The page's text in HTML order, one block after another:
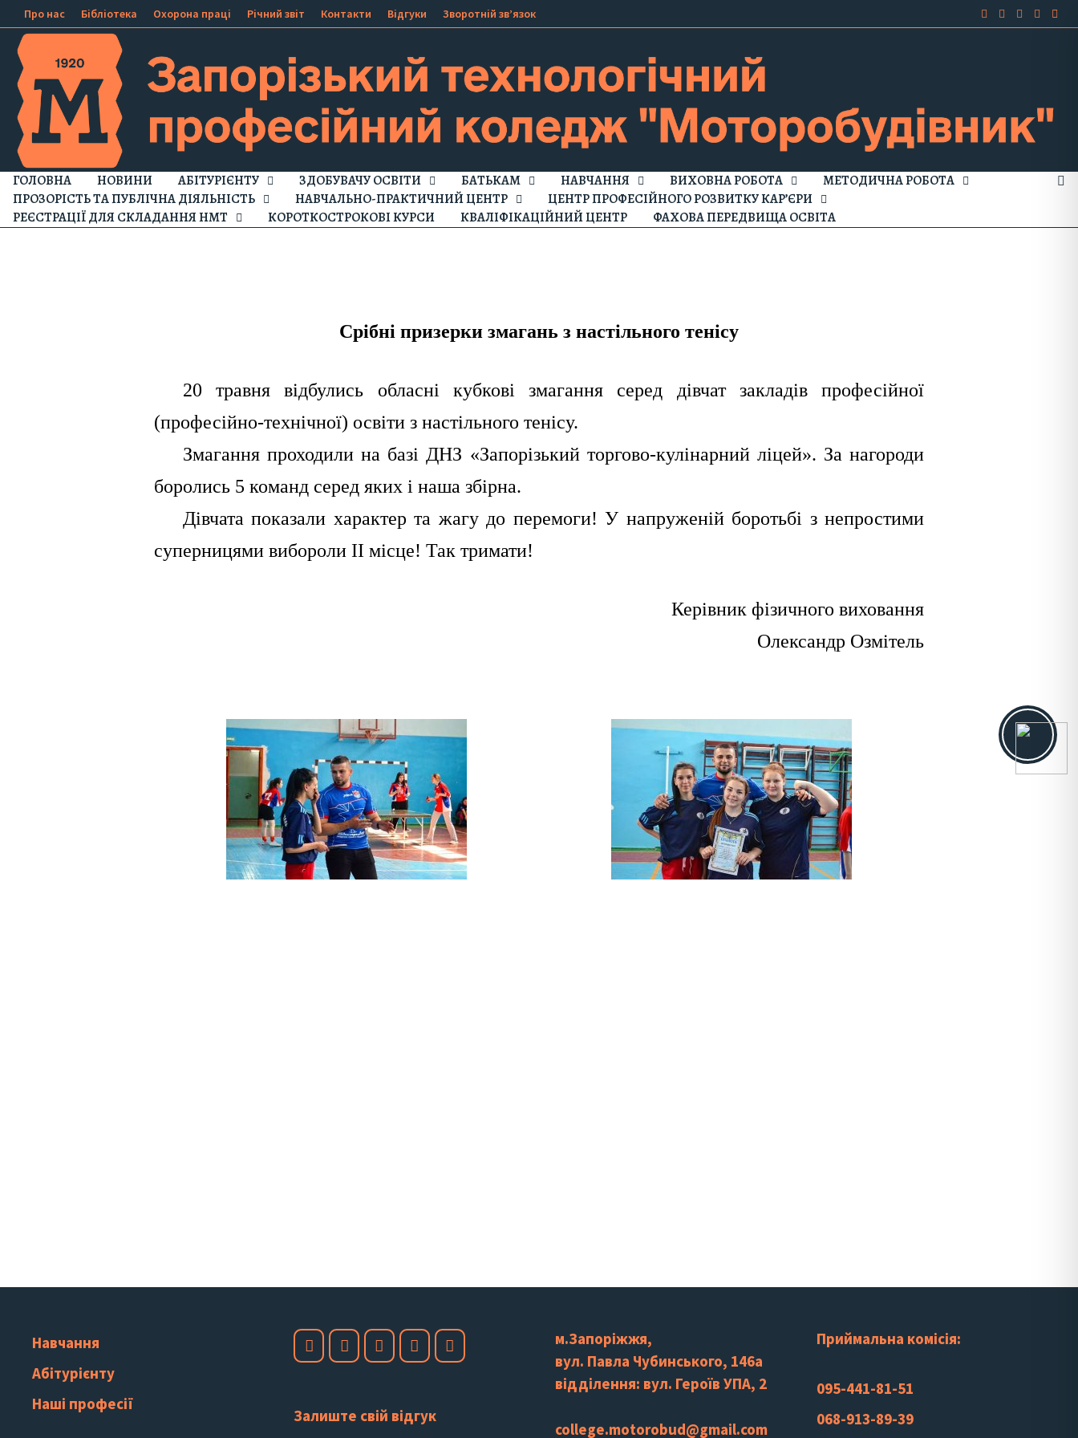
Про нас Бібліотека Охорона праці Річний звіт Контакти Відгуки Зворотній зв’язок
ГОЛОВНА НОВИНИ АБІТУРІЄНТУ ЗДОБУВАЧУ ОСВІТИ БАТЬКАМ НАВЧАННЯ ВИХОВНА РОБОТА
МЕТОДИЧНА РОБОТА
ПРОЗОРІСТЬ ТА ПУБЛІЧНА ДІЯЛЬНІСТЬ
НАВЧАЛЬНО-ПРАКТИЧНИЙ ЦЕНТР
ЦЕНТР ПРОФЕСІЙНОГО РОЗВИТКУ КАР’ЄРИ
РЕЄСТРАЦІЇ ДЛЯ СКЛАДАННЯ НМТ
КОРОТКОСТРОКОВІ КУРСИ КВАЛІФІКАЦІЙНИЙ ЦЕНТР ФАХОВА ПЕРЕДВИЩА ОСВІТА
Срібні призерки змагань з настільного тенісу
⠀⠀20 травня відбулись обласні кубкові змагання серед дівчат закладів професійної
(професійно-технічної) освіти з настільного тенісу.
⠀⠀Змагання проходили на базі ДНЗ «Запорізький торгово-кулінарний ліцей». За нагороди
боролись 5 команд серед яких і наша збірна.
⠀⠀Дівчата показали характер та жагу до перемоги! У напруженій боротьбі з непростими
суперницями вибороли ІІ місце! Так тримати!
Керівник фізичного виховання
Олександр Озмітель
Навчання
Абітурієнту
Наші професії
Залиште свій відгук
м.Запоріжжя,
вул. Павла Чубинського, 146а
відділення: вул. Героїв УПА, 2
college.motorobud@gmail.com
Приймальна комісія:
095-441-81-51
068-913-89-39